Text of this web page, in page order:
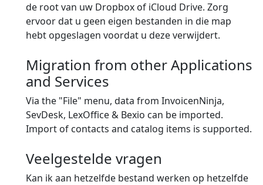
de root van uw Dropbox of iCloud Drive. Zorg
ervoor dat u geen eigen bestanden in die map
hebt opgeslagen voordat u deze verwijdert.
Migration from other Applications
and Services
Via the "File" menu, data from InvoicenNinja,
SevDesk, LexOffice & Bexio can be imported.
Import of contacts and catalog items is supported.
Veelgestelde vragen
Kan ik aan hetzelfde bestand werken op hetzelfde